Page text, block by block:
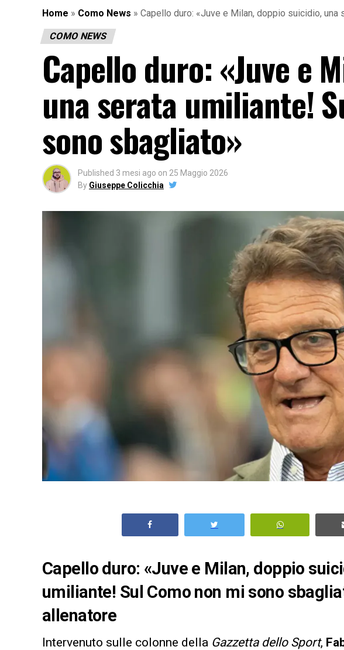
Home » Como News » Capello duro: «Juve e Milan, doppio suicidio,
COMO NEWS
Capello duro: «Juve e
una serata umiliante!
sono sbagliato»
Published 3 mesi ago on 25 Maggio 2026
By Giuseppe Colicchia
Capello duro: «Juve e Milan, doppio
umiliante! Sul Como non mi sono
allenatore
Intervenuto sulle colonne della Gazzetta dello Sport,